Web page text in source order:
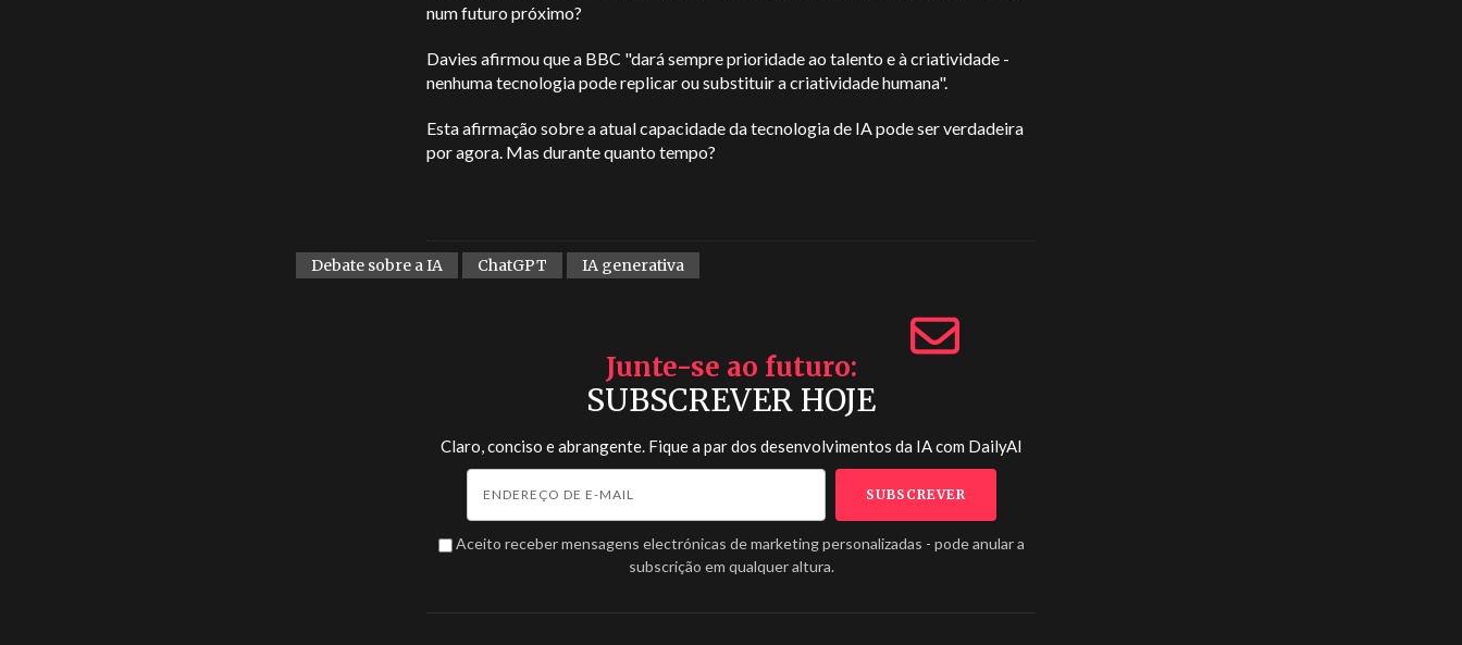
num futuro próximo?
Davies afirmou que a BBC "dará sempre prioridade ao talento e à criatividade -
nenhuma tecnologia pode replicar ou substituir a criatividade humana".
Esta afirmação sobre a atual capacidade da tecnologia de IA pode ser verdadeira
por agora. Mas durante quanto tempo?
Debate sobre a IA ChatGPT IA generativa
Junte-se ao futuro
SUBSCREVER HOJE
Claro, conciso e abrangente. Fique a par dos desenvolvimentos da IA com DailyAI
Aceito receber mensagens electrónicas de marketing personalizadas - pode anular a
subscrição em qualquer altura.